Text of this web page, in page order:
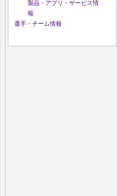
製品・アプリ・サービス情
報
選手・チーム情報